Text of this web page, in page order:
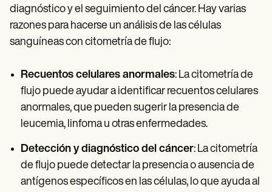
diagnóstico y el seguimiento del cáncer. Hay varias
razones para hacerse un análisis de las células
sanguíneas con citometría de flujo:
Recuentos celulares anormales: La citometría de
flujo puede ayudar a identificar recuentos celulares
anormales, que pueden sugerir la presencia de
leucemia, linfoma u otras enfermedades.
Detección y diagnóstico del cáncer: La citometría
de flujo puede detectar la presencia o ausencia de
antígenos específicos en las células, lo que ayuda al